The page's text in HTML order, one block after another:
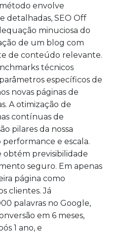
envolve
detalhadas, SEO Off
minuciosa do
de um blog com
de conteúdo relevante.
técnicos
específicos de
novas páginas de
A otimização de
contínuas de
pilares da nossa
e escala.
obtém previsibilidade
seguro. Em apenas
página como
clientes. Já
palavras no Google,
em 6 meses,
1 ano, e